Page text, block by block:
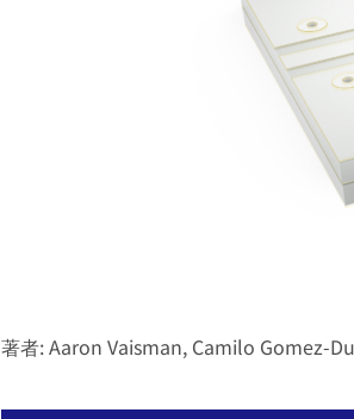
著者: Aaron Vaisman, Camilo Gomez-